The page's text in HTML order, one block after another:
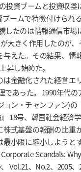
投資ブームと投資収益
ームで特徴付けられ
したのは情報通信市
大きく作用したのが
えた。その結果、情
昇し始めた。
金融化された経営エ
あった。 1990年代
ョン・チャンファン)
18号、韓国社会経済学
式基盤の報酬の比重
小限に縮小しようと
Scandals:
、 Vol.21、No.2、2005